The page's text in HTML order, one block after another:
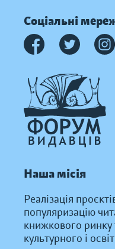
Соціальні
Наша місія
Реалізація
популяризацію
книжкового ринку
культурного і